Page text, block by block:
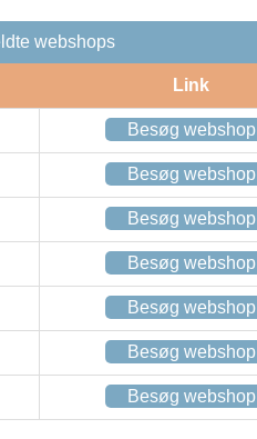
webshops
Link
Besøg webshop
Besøg webshop
Besøg webshop
Besøg webshop
Besøg webshop
Besøg webshop
Besøg webshop